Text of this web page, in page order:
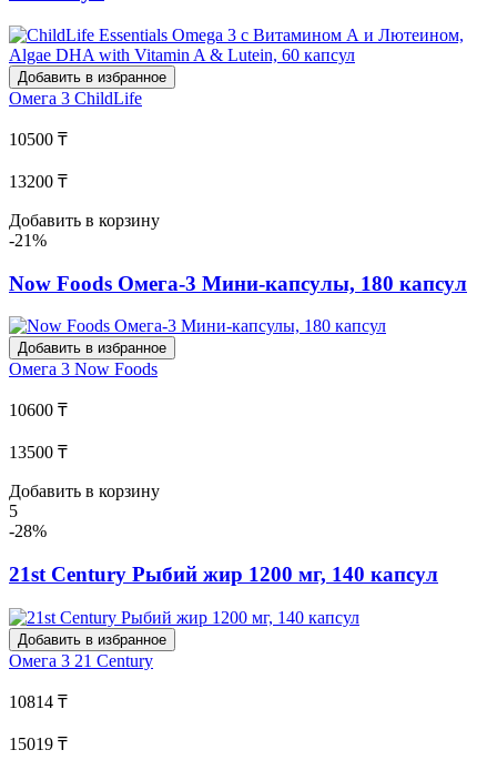
Добавить в избранное
Омега 3 ChildLife
10500 ₸
13200 ₸
Добавить в корзину
-21%
Now Foods Омега-3 Мини-капсулы, 180 капсул
Добавить в избранное
Омега 3 Now Foods
10600 ₸
13500 ₸
Добавить в корзину
5
-28%
21st Century Рыбий жир 1200 мг, 140 капсул
Добавить в избранное
Омега 3 21 Century
10814 ₸
15019 ₸